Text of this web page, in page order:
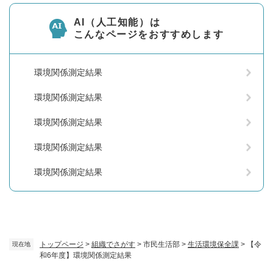
現在地 トップページ > 組織でさがす > 市民生活部 > 生活環境保全課 >
【令
和6年度】環境関係測定結果
AI（人工知能）は
こんなページをおすすめします
環境関係測定結果
環境関係測定結果
環境関係測定結果
環境関係測定結果
環境関係測定結果